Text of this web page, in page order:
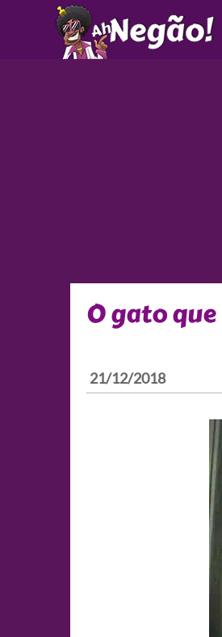
O gato
21/12/2018